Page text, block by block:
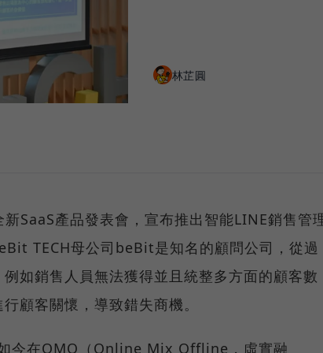
林芷圓
SaaS產品發表會，宣布推出智能LINE銷售管
TECH母公司beBit是知名的顧問公司，從過
如銷售人員無法獲得並且統整多方面的顧客數
顧客關懷，導致錯失商機。
今在OMO（Online Mix Offline，虛實融